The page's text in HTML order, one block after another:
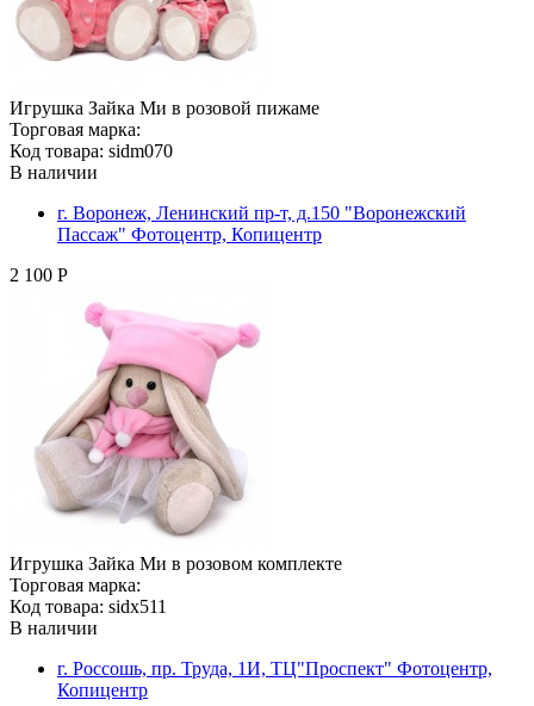
Игрушка Зайка Ми в розовой пижаме
Торговая марка:
Код товара: sidm070
В наличии
г. Воронеж, Ленинский пр-т, д.150 "Воронежский
Пассаж" Фотоцентр, Копицентр
2 100 Р
Игрушка Зайка Ми в розовом комплекте
Торговая марка:
Код товара: sidx511
В наличии
г. Россошь, пр. Труда, 1И, ТЦ"Проспект" Фотоцентр,
Копицентр